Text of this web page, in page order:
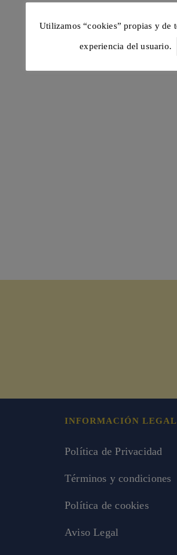
INFORMACIÓN LEGAL
Política de Privacidad
Términos y condiciones
Política de cookies
Aviso Legal
Utilizamos “cookies” propias y de
experiencia del usuario.